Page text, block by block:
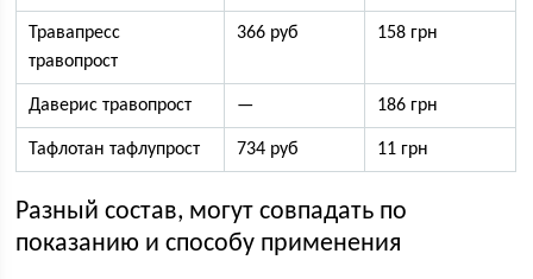
Травапресс
травопрост
366 руб 158 грн
Даверис травопрост — 186 грн
Тафлотан тафлупрост 734 руб 11 грн
Разный состав, могут совпадать по
показанию и способу применения